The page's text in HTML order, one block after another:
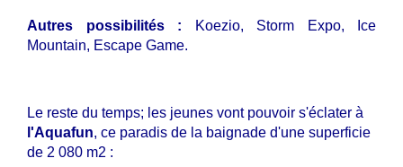
Autres possibilités :
Koezio, Storm Expo, Ice
Mountain, Escape Game.
Le reste du temps; les jeunes vont pouvoir s'éclater à
l'Aquafun, ce paradis de la baignade d'une superficie
de 2 080 m2 :